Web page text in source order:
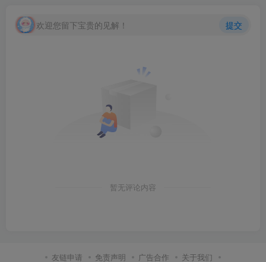
欢迎您留下宝贵的见解！ 提交
暂无评论内容
友链申请 免责声明 广告合作 关于我们